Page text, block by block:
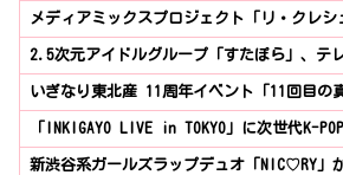
メディアミックスプロジェクト「リ・クレ
2.5次元アイドルグループ「すたぽら」、テ
いぎなり東北産 11周年イベント「11回目の
「INKIGAYO LIVE in TOKYO」に次世代K-
新渋谷系ガールズラップデュオ「NIC♡RY